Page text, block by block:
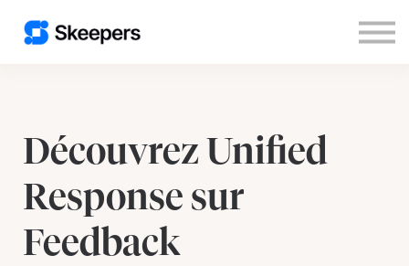
Découvrez Unified
Response sur
Feedback